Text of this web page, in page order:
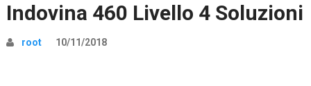
Indovina 460 Livello 4 Soluzioni
root 10/11/2018